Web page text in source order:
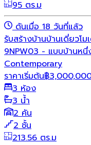
95 ตร.ม
ดันเมื่อ 18 วันที่แล้ว
รับสร้างบ้านบ้านเดี่ยวโม
9NPW03 - แบบบ้านห
Contemporary
ราคาเริ่มต้น฿
3 ห้อง
3 น้ำ
2 คัน
2 ชั้น
213.56 ตร.ม